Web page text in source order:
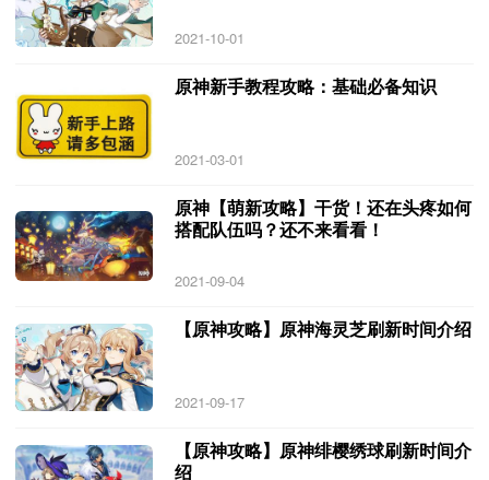
2021-10-01
原神新手教程攻略：基础必备知识
2021-03-01
原神【萌新攻略】干货！还在头疼如何
搭配队伍吗？还不来看看！
2021-09-04
【原神攻略】原神海灵芝刷新时间介绍
2021-09-17
【原神攻略】原神绯樱绣球刷新时间介
绍